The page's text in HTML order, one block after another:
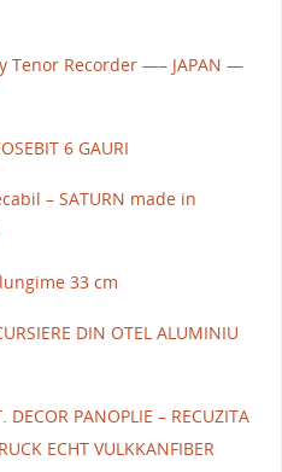
Tenor Recorder —– JAPAN —
6 GAURI
– SATURN made in
33 cm
DIN OTEL ALUMINIU
PANOPLIE – RECUZITA
ECHT VULKKANFIBER